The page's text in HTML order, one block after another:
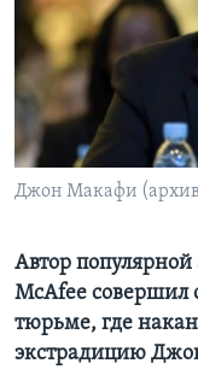
Learning English
СОЦИАЛЬНЫЕ СЕТИ
Джон Макафи
Автор
McAfee совершил
тюрьме, где
экстрадицию